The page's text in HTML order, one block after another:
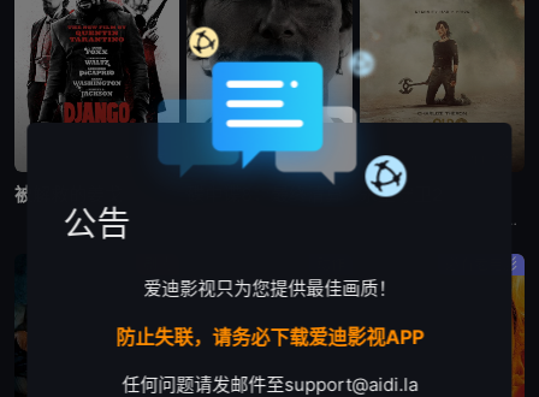
蓝光画质
被解救的姜戈
蓝光画质
永生守卫2
电影永生守卫2 The Old Guard 2讲述的是：安蒂（查理兹·塞隆 饰）与不死军团再度集结，展现前所未有的使命感，誓死保护全世界。布克（马提亚斯·修奈尔 饰）背叛后流亡在外，而琼（吴青芸
必看老电影
公告
爱迪影视只为您提供最佳画质！
防止失联，请务必下载爱迪影视APP
任何问题请发邮件至support@aidi.la